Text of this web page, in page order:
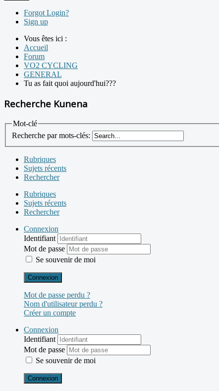
Forgot Login?
Sign up
Vous êtes ici :
Accueil
Forum
VO2 CYCLING
GENERAL
Tu as fait quoi aujourd'hui???
Recherche Kunena
Mot-clé
Recherche par mots-clés:
Rubriques
Sujets récents
Rechercher
Rubriques
Sujets récents
Rechercher
Connexion
Identifiant
Mot de passe
Se souvenir de moi
Connexion
Mot de passe perdu ?
Nom d'utilisateur perdu ?
Créer un compte
Connexion
Identifiant
Mot de passe
Se souvenir de moi
Connexion